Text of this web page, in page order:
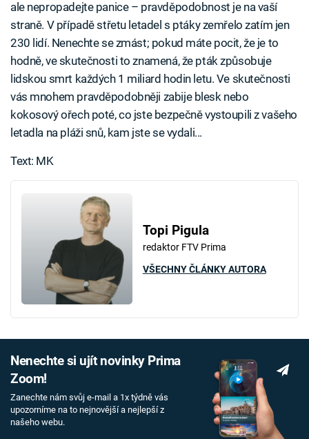
ale nepropadejte panice – pravděpodobnost je na vaší
straně. V případě střetu letadel s ptáky zemřelo zatím jen
230 lidí. Nenechte se zmást; pokud máte pocit, že je to
hodně, ve skutečnosti to znamená, že pták způsobuje
lidskou smrt každých 1 miliard hodin letu. Ve skutečnosti
vás mnohem pravděpodobněji zabije blesk nebo
kokosový ořech poté, co jste bezpečně vystoupili z vašeho
letadla na pláži snů, kam jste se vydali...
Text: MK
Topi Pigula
redaktor FTV Prima
VŠECHNY ČLÁNKY AUTORA
Nenechte si ujít novinky Prima
Zoom!
Zanechte nám svůj e-mail a 1x týdně vás
upozorníme na to nejnovější a nejlepší z
našeho webu.